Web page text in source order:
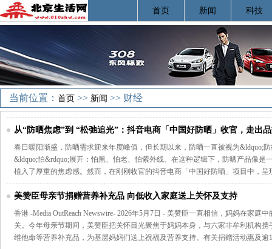
首页 新闻 科技
当前位置： 首页 >> 新闻 >> 财经
从“防晒焦虑”到 “松弛追光”：抖音电商「中国好防晒」收官，走出
春日暖阳渐盛，防晒需求迎来年度峰值，但长期以来，防晒一直被视为&ldquo;
&ldquo;怕&rdquo;展开：怕黑、怕老、怕紫外线。在这种逻辑下，防晒产品像是
植入了厚重的焦虑感。然而，在刚刚收官的抖音电商「中国好防晒」项目中，呈
美赞臣母亲节捐赠营养补充品 向低收入家庭送上关怀及支持
香港 -Media OutReach Newswire- 2026年5月7日 - 美赞臣一直相信，妈妈在家庭
关。今年母亲节期间，美赞臣把关怀目光聚焦于妈妈本身，与六家非牟利机构
维他命等营养补充品，为基层妈妈们送上祝福及营养支持。有关捐赠活动惠及逾